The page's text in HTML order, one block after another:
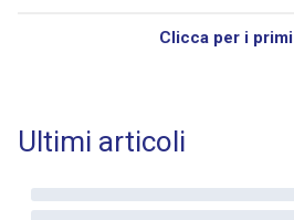
Clicca per i
Ultimi articoli